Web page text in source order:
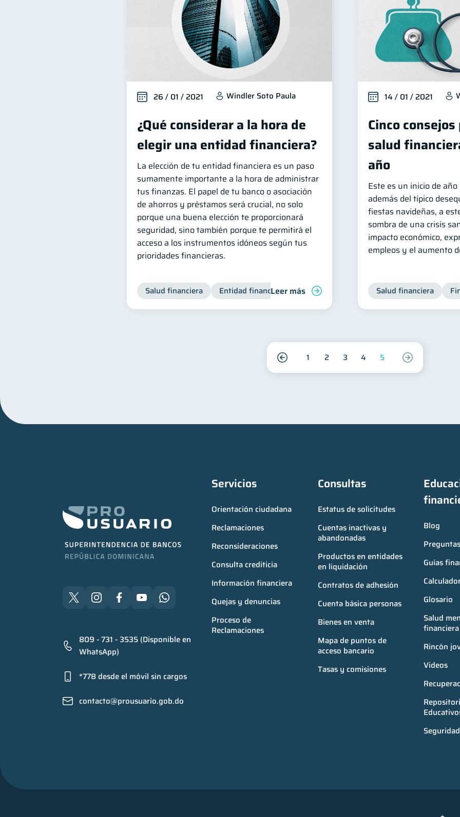
26 / 01 / 2021 Windler Soto Paula
¿Qué considerar a la hora de
elegir una entidad financiera?
La elección de tu entidad financiera es un paso
sumamente importante a la hora de administrar
tus finanzas. El papel de tu banco o asociación
de ahorros y préstamos será crucial, no solo
porque una buena elección te proporcionará
seguridad, sino también porque te permitirá el
acceso a los instrumentos idóneos según tus
prioridades financieras.
Salud financiera Entidad financiera Finanzas personales Inclusión financiera
Leer más
14 / 01 / 2021
Cinco
salud
año
Este es un inicio de
además del típico
fiestas navideñas, a
sombra de una crisis
impacto económico,
empleos y el aumento
Salud financiera
1 2 3 4 5
809 - 731 - 3535 (Disponible en
WhatsApp)
*778 desde el móvil sin cargos
contacto@prousuario.gob.do
Servicios
Orientación ciudadana
Reclamaciones
Reconsideraciones
Consulta crediticia
Información financiera
Quejas y denuncias
Proceso de
Reclamaciones
Consultas
Estatus de solicitudes
Cuentas inactivas y
abandonadas
Productos en entidades
en liquidación
Contratos de adhesión
Cuenta básica personas
Bienes en venta
Mapa de puntos de
acceso bancario
Tasas y comisiones
Blog
Guías
Glosario
Salud
financiera
Rincón
Videos